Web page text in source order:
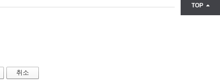
TOP